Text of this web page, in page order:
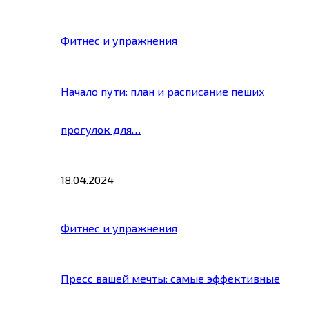
Фитнес и упражнения
Начало пути: план и расписание пеших
прогулок для…
18.04.2024
Фитнес и упражнения
Пресс вашей мечты: самые эффективные